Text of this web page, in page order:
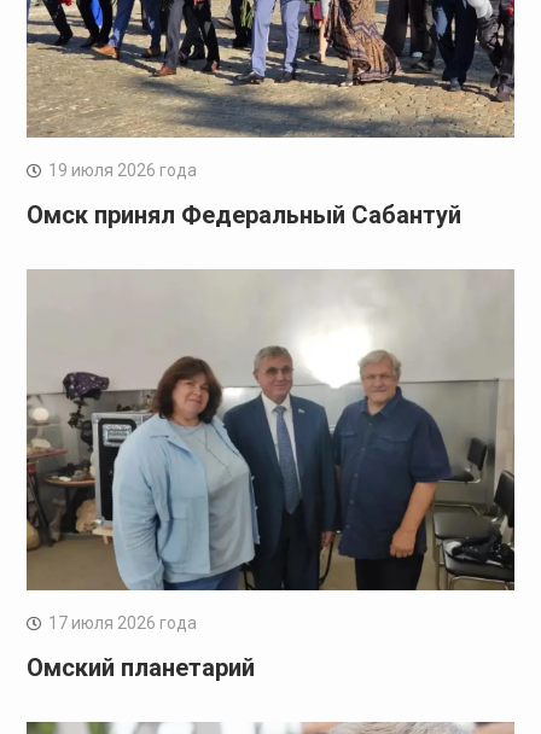
19 июля 2026 года
Омск принял Федеральный Сабантуй
17 июля 2026 года
Омский планетарий